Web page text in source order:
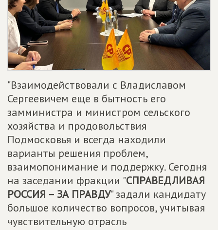
"Взаимодействовали с Владиславом
Сергеевичем еще в бытность его
замминистра и министром сельского
хозяйства и продовольствия
Подмосковья и всегда находили
варианты решения проблем,
взаимопонимание и поддержку. Сегодня
на заседании фракции "СПРАВЕДЛИВАЯ
РОССИЯ – ЗА ПРАВДУ" задали кандидату
большое количество вопросов, учитывая
чувствительную отрасль